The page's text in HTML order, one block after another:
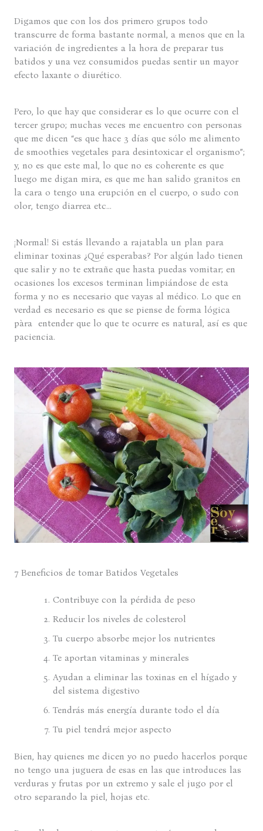
Digamos que con los dos primero grupos todo
transcurre de forma bastante normal, a menos que en la
variación de ingredientes a la hora de preparar tus
batidos y una vez consumidos puedas sentir un mayor
efecto laxante o diurético.
Pero, lo que hay que considerar es lo que ocurre con el
tercer grupo; muchas veces me encuentro con personas
que me dicen “es que hace 3 días que sólo me alimento
de smoothies vegetales para desintoxicar el organismo”;
y, no es que este mal, lo que no es coherente es que
luego me digan mira, es que me han salido granitos en
la cara o tengo una erupción en el cuerpo, o sudo con
olor, tengo diarrea etc…
¡Normal! Si estás llevando a rajatabla un plan para
eliminar toxinas ¿Qué esperabas? Por algún lado tienen
que salir y no te extrañe que hasta puedas vomitar; en
ocasiones los excesos terminan limpiándose de esta
forma y no es necesario que vayas al médico. Lo que en
verdad es necesario es que se piense de forma lógica
pàra entender que lo que te ocurre es natural, así es que
paciencia.
7 Beneficios de tomar Batidos Vegetales
Contribuye con la pérdida de peso
Reducir los niveles de colesterol
Tu cuerpo absorbe mejor los nutrientes
Te aportan vitaminas y minerales
Ayudan a eliminar las toxinas en el hígado y
del sistema digestivo
Tendrás más energía durante todo el día
Tu piel tendrá mejor aspecto
Bien, hay quienes me dicen yo no puedo hacerlos porque
no tengo una juguera de esas en las que introduces las
verduras y frutas por un extremo y sale el jugo por el
otro separando la piel, hojas etc.